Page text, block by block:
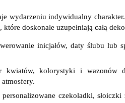
wydarzeniu indywidualny
doskonale uzupełniają całą
inicjałów, daty ślubu lub
kwiatów, kolorystyki i wazonów
czekoladki,